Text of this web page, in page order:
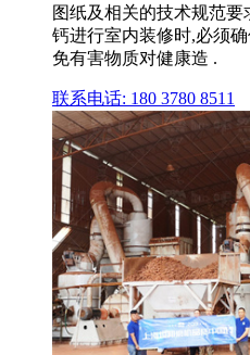
图纸及相关的技术规范
钙进行室内装修时,必须
免有害物质对健康造 .
联系电话: 180 3780 8511